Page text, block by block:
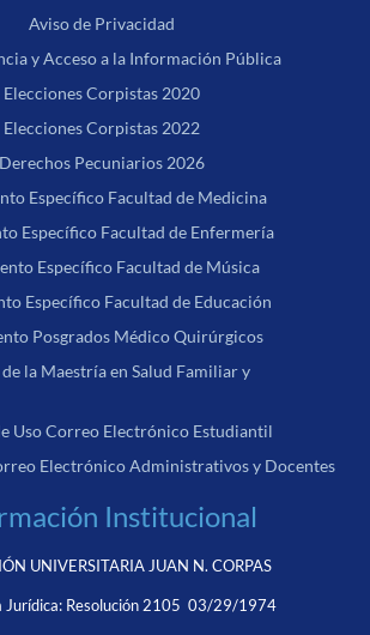
Aviso de Privacidad
y Acceso a la Información Pública
Elecciones Corpistas 2020
Elecciones Corpistas 2022
Derechos Pecuniarios 2026
Específico Facultad de Medicina
Específico Facultad de Enfermería
Específico Facultad de Música
Específico Facultad de Educación
Posgrados Médico Quirúrgicos
la Maestría en Salud Familiar y
Uso Correo Electrónico Estudiantil
Electrónico Administrativos y Docentes
Institucional
UNIVERSITARIA JUAN N. CORPAS
Jurídica: Resolución 2105 03/29/1974